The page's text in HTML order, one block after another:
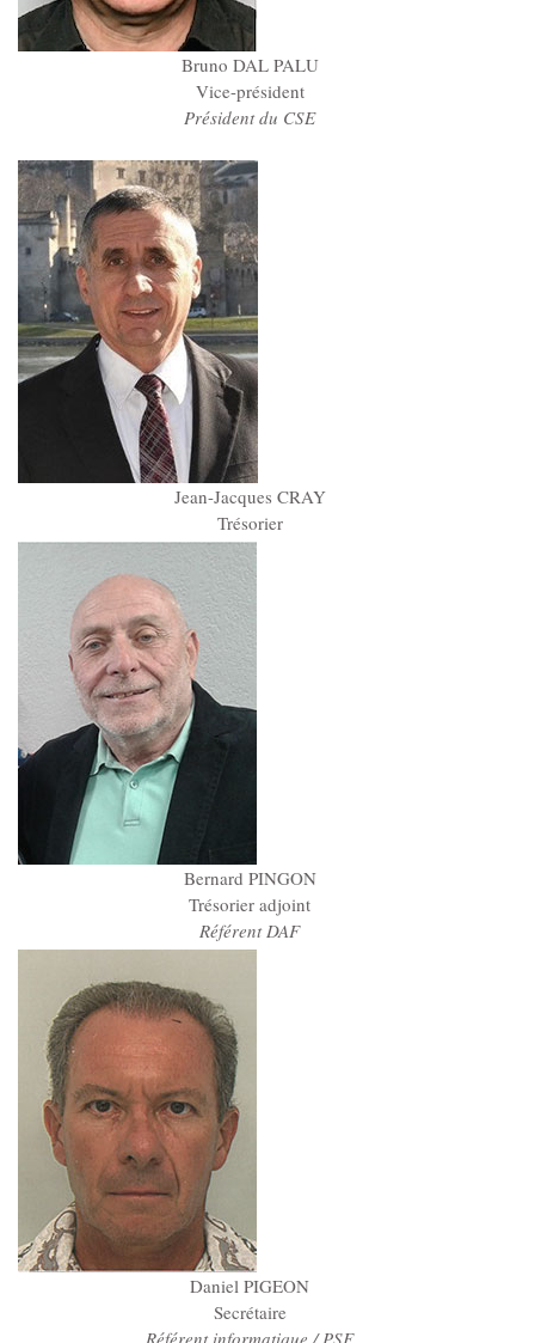
Ressources humaines
Offres d’emploi
Offres de stage
Candidatures spontanées
Note de l’index égalité hommes femmes
Actualités
Contact
Nous soutenir
Bruno DAL PALU
Vice-président
Président du CSE
Jean-Jacques CRAY
Trésorier
Bernard PINGON
Trésorier adjoint
Référent DAF
Daniel PIGEON
Secrétaire
Référent informatique / PSF